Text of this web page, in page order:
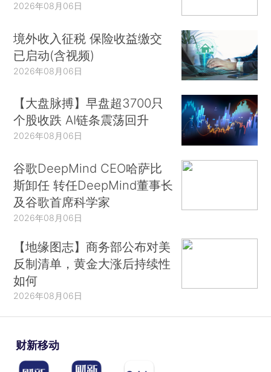
2026年08月06日
境外收入征税 保险收益缴交
已启动(含视频)
2026年08月06日
【大盘脉搏】早盘超3700只
个股收跌 AI链条震荡回升
2026年08月06日
谷歌DeepMind CEO哈萨比
斯卸任 转任DeepMind董事长
及谷歌首席科学家
2026年08月06日
【地缘图志】商务部公布对美
反制清单，黄金大涨后持续性
如何
2026年08月06日
财新移动